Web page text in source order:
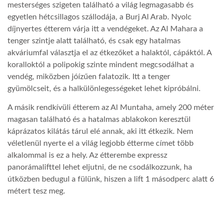
AFRIKA TUDÁSTÁR
LINKTR.EE
GLOBOZSARU
DOBRAVERO.HU
mesterséges szigeten található a világ legmagasabb és
egyetlen hétcsillagos szállodája, a Burj Al Arab. Nyolc
díjnyertes étterem várja itt a vendégeket. Az Al Mahara a
tenger szintje alatt található, és csak egy hatalmas
akváriumfal választja el az étkezőket a halaktól, cápáktól. A
koralloktól a polipokig szinte mindent megcsodálhat a
vendég, miközben jóízűen falatozik. Itt a tenger
gyümölcseit, és a halkülönlegességeket lehet kipróbálni.
A másik rendkívüli étterem az Al Muntaha, amely 200 méter
magasan található és a hatalmas ablakokon keresztül
káprázatos kilátás tárul elé annak, aki itt étkezik. Nem
véletlenül nyerte el a világ legjobb étterme címet több
alkalommal is ez a hely. Az étterembe expressz
panorámalifttel lehet eljutni, de ne csodálkozzunk, ha
útközben bedugul a fülünk, hiszen a lift 1 másodperc alatt 6
métert tesz meg.